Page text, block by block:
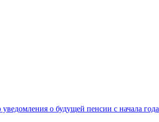
о будущей пенсии с начала года